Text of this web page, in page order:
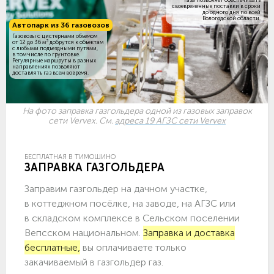
своевременные поставки в сроки
до одного дня по всей
Вологодской области.
Автопарк из 36 газовозов
Газовозы с цистернами объемом
от 12 до 36 м3 добрутся к объектам
c любыми подъездными путями,
в том числе по грунтовке.
Регулярные маршруты в разных
направлениях позволяют
доставлять газ всем вовремя.
На фото заправка газгольдера одной из газовых заправок
сети Vervex. См. адреса 19 АГЗС сети Vervex
БЕСПЛАТНАЯ В ТИМОШИНО
ЗАПРАВКА ГАЗГОЛЬДЕРА
Заправим газгольдер на дачном участке,
в коттеджном посёлке, на заводе, на АГЗС или
в складском комплексе в Сельском поселении
Вепсском национальном. Заправка и доставка
бесплатные, вы оплачиваете только
закачиваемый в газгольдер газ.